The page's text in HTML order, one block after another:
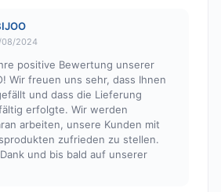
08/2024
positive Bewertung unserer
Wir freuen uns sehr, dass Ihnen
und dass die Lieferung
erfolgte. Wir werden
arbeiten, unsere Kunden mit
zufrieden zu stellen.
und bis bald auf unserer